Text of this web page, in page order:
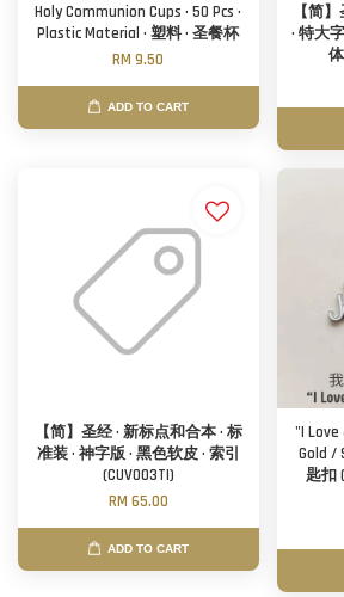
Holy Communion Cups · 50 Pcs ·
Plastic Material · 塑料 · 圣餐杯
RM 9.50
ADD TO CART
【简
· 特大
【简】圣经 · 新标点和合本 · 标
准装 · 神字版 · 黑色软皮 · 索引
(CUV003TI)
RM 65.00
ADD TO CART
"I Love
Gold /
匙扣